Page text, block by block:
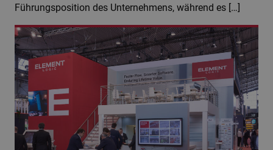
Führungsposition des Unternehmens, während es […]